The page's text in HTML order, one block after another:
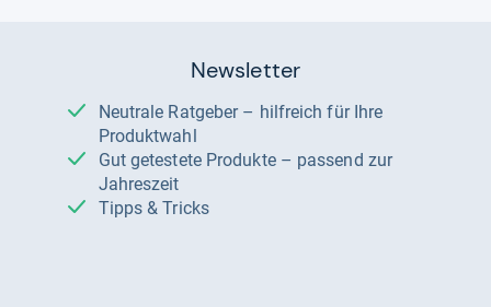
Newsletter
Neutrale Ratgeber – hilfreich für Ihre
Produktwahl
Gut getestete Produkte – passend zur
Jahreszeit
Tipps & Tricks